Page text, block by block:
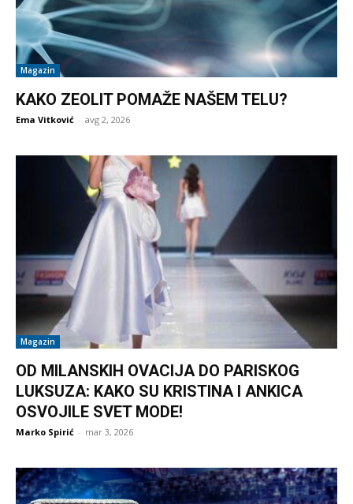
Magazin
KAKO ZEOLIT POMAŽE NAŠEM TELU?
Ema Vitković - avg 2, 2026
Magazin
OD MILANSKIH OVACIJA DO PARISKOG
LUKSUZA: KAKO SU KRISTINA I ANKICA
OSVOJILE SVET MODE!
Marko Spirić - mar 3, 2026